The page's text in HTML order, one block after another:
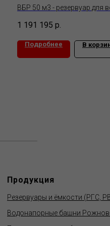
ВБР 50 м3 - резервуар для
5 мм с габаритами
(мм).
Стоимость с НДС
1 191 195 р.
Подробнее В
Продукция
Резервуары и ёмкости (РГС,
Водонапорные башни